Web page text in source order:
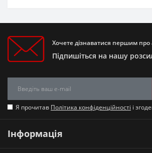
Хочете дізнаватися першим про
Підпишіться на нашу
Я прочитав Політика конфіденційності і
Інформація